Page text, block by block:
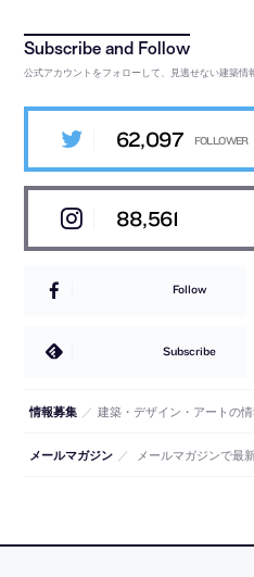
公式アカウントをフォローして、見逃せない建築情
62,097
88,561
Follow
Subscribe
情報募集 ／ 建築・デザイン・アートの
メールマガジン ／ メールマガジンで最